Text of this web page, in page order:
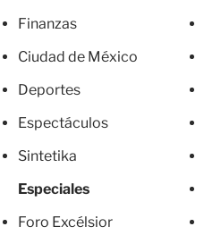
Finanzas
Ciudad de México
Deportes
Espectáculos
Sintetika
Especiales
Foro Excélsior